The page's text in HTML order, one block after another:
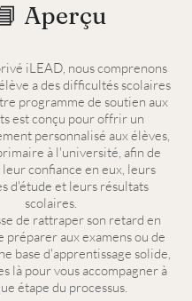
Aperçu
iLEAD, nous comprenons
a des difficultés scolaires
programme de soutien aux
est conçu pour offrir un
personnalisé aux élèves,
à l'université, afin de
confiance en eux, leurs
d'étude et leurs résultats
scolaires.
de rattraper son retard en
préparer aux examens ou de
base d'apprentissage solide,
là pour vous accompagner à
étape du processus.